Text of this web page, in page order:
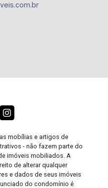
mobílias e artigos de
- não fazem parte do
imóveis mobiliados. A
de alterar qualquer
e dados de seus imóveis
do condomínio é